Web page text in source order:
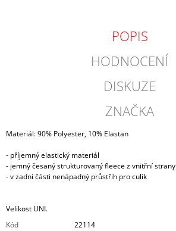
POPIS
HODNOCENÍ
DISKUZE
ZNAČKA
Materiál: 90% Polyester, 10% Elastan
- příjemný elastický materiál
- jemný česaný strukturovaný fleece z vnitřní strany
- v zadní části nenápadný průstřih pro culík
Velikost UNI.
Kód
22114